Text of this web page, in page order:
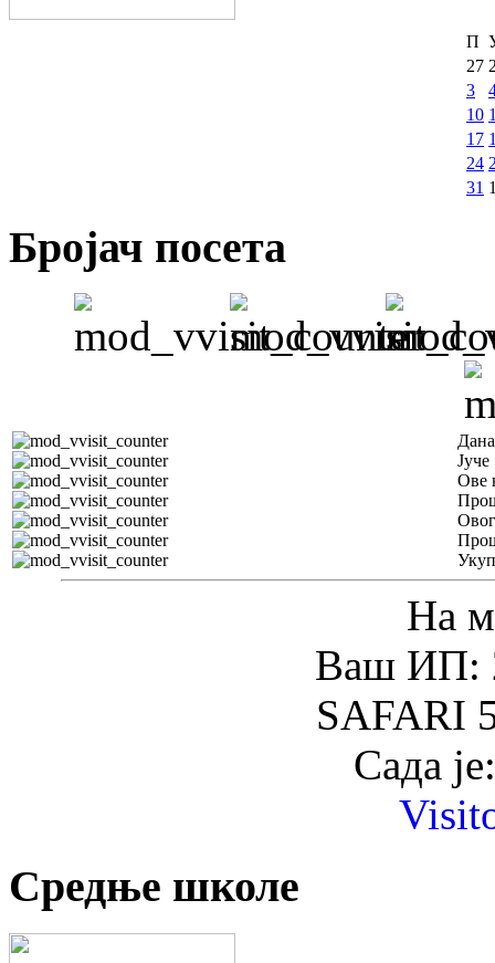
П
27
3
10
17
24
31
Бројач посета
Јуче
Ове
На
Ваш ИП:
SAFARI
Сада
Средње школе